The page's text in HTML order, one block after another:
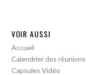
VOIR AUSSI
Accueil
Calendrier des réunions
Capsules Vidéo